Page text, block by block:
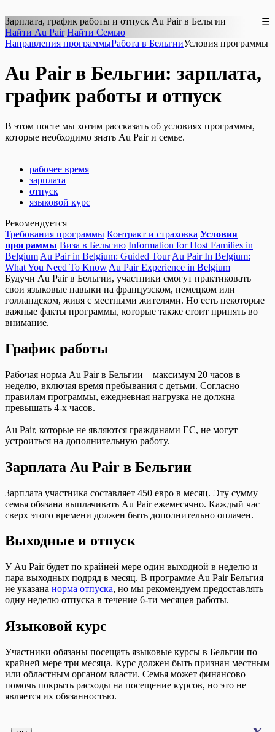
☰
Зарплата, график работы и отпуск Au Pair в Бельгии
Найти Au Pair Найти Семью
Направления программыРабота в БельгииУсловия программы
Au Pair в Бельгии: зарплата,
график работы и отпуск
В этом посте мы хотим рассказать об условиях программы,
которые необходимо знать Au Pair и семье.
рабочее время
зарплата
отпуск
языковой курс
Рекомендуется
Требования программы Контракт и страховка Условия
программы Виза в Бельгию Information for Host Families in
Belgium Au Pair in Belgium: Guided Tour Au Pair In Belgium:
What You Need To Know Au Pair Experience in Belgium
Будучи Au Pair в Бельгии, участники смогут практиковать
свои языковые навыки на французском, немецком или
голландском, живя с местными жителями. Но есть некоторые
важные факты программы, которые также стоит принять во
внимание.
График работы
Рабочая норма Au Pair в Бельгии – максимум 20 часов в
неделю, включая время пребывания с детьми. Согласно
правилам программы, ежедневная нагрузка не должна
превышать 4-х часов.
Au Pair, которые не являются гражданами ЕС, не могут
устроиться на дополнительную работу.
Зарплата Au Pair в Бельгии
Зарплата участника составляет 450 евро в месяц. Эту сумму
семья обязана выплачивать Au Pair ежемесячно. Каждый час
сверх этого времени должен быть дополнительно оплачен.
Выходные и отпуск
У Au Pair будет по крайней мере один выходной в неделю и
пара выходных подряд в месяц. В программе Au Pair Бельгия
не указана норма отпуска, но мы рекомендуем предоставлять
одну неделю отпуска в течение 6-ти месяцев работы.
Языковой курс
Участники обязаны посещать языковые курсы в Бельгии по
крайней мере три месяца. Курс должен быть признан местным
или областным органом власти. Семья может финансово
помочь покрыть расходы на посещение курсов, но это не
является их обязанностью.